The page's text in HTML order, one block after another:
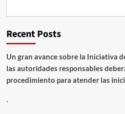
Recent Posts
Un gran avance sobre la Iniciativa
las autoridades responsables
procedimiento para atender las
.